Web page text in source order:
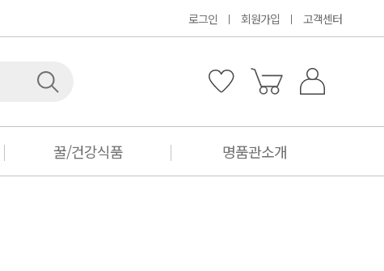
로그인 회원가입 고객센터
꿀/건강식품 명품관소개